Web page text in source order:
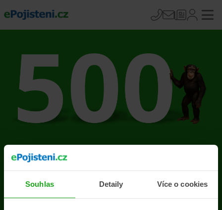
Souhlas Detaily Více o cookies
Na stránce se vyskytla
chyba